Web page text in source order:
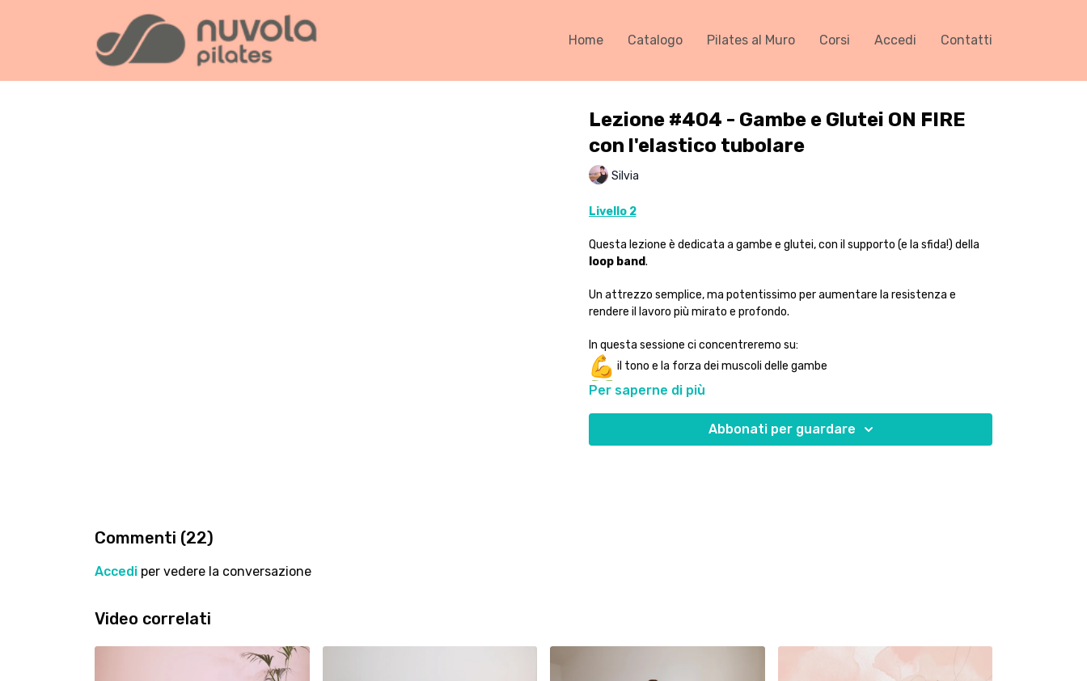
Home Catalogo Pilates al Muro Corsi Accedi Contatti
Lezione #404 - Gambe e Glutei ON FIRE
con l'elastico tubolare
Silvia
Livello 2
Questa lezione è dedicata a gambe e glutei, con il supporto (e la sfida!) della
loop band.
Un attrezzo semplice, ma potentissimo per aumentare la resistenza e
rendere il lavoro più mirato e profondo.
In questa sessione ci concentreremo su:
il tono e la forza dei muscoli delle gambe
l’attivazione dei glutei in diverse posizioni
la stabilità e il controllo del core, che non smette mai di lavorare
Per saperne di più
Abbonati per guardare
Commenti (22)
Accedi per vedere la conversazione
Video correlati